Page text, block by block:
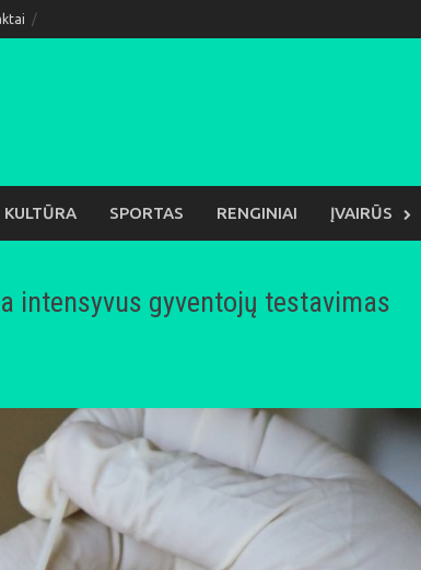
KULTŪRA SPORTAS RENGINIAI ĮVAIRŪS
intensyvus gyventojų testavimas